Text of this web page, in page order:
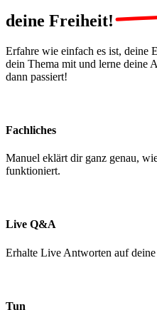
deine Freiheit!
Erfahre wie einfach es ist, deine
dein Thema mit und lerne deine
dann passiert!
Fachliches
Manuel eklärt dir ganz genau,
funktioniert.
Live Q&A
Erhalte Live Antworten auf deine
Tun